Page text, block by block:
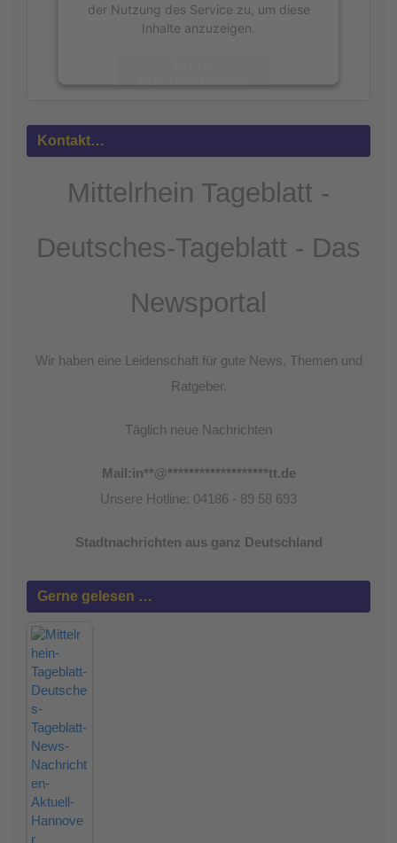
der Nutzung des Service zu, um diese
Inhalte anzuzeigen.
Informationen
Kontakt…
Mittelrhein Tageblatt -
Deutsches-Tageblatt - Das
Newsportal
Wir haben eine Leidenschaft für gute News, Themen und
Ratgeber.
Täglich neue Nachrichten
Mail:in**@*******************tt.de
Unsere Hotline: 04186 - 89 58 693
Stadtnachrichten aus ganz Deutschland
Gerne gelesen …